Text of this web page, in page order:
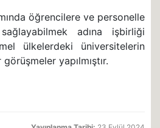
öğrencilere ve personelle
adına işbirliği
ülkelerdeki üniversitelerin
yapılmıştır.